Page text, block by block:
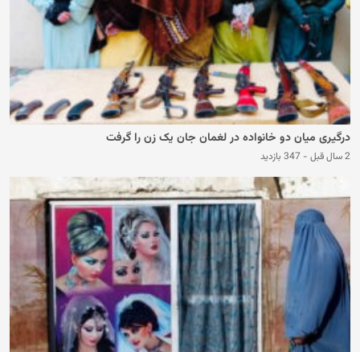
درگیری میان دو خانواده در لغمان جان یک زن را گرفت
2 سال قبل - 347 بازدید